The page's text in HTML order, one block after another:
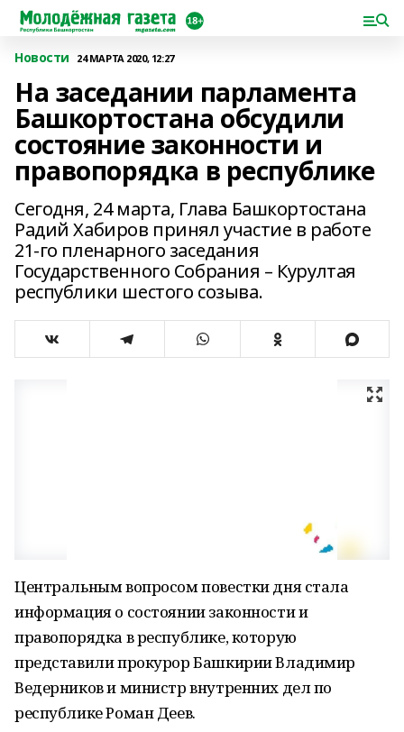
Новости 24 МАРТА 2020, 12:27
На заседании парламента
Башкортостана обсудили
состояние законности и
правопорядка в республике
Сегодня, 24 марта, Глава Башкортостана
Радий Хабиров принял участие в работе
21-го пленарного заседания
Государственного Собрания – Курултая
республики шестого созыва.
Центральным вопросом повестки дня стала
информация о состоянии законности и
правопорядка в республике, которую
представили прокурор Башкирии Владимир
Ведерников и министр внутренних дел по
республике Роман Деев.